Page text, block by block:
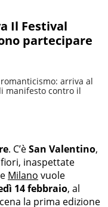
Il Festival
partecipare
arriva al
manifesto contro il
. C’èSan Valentino,
inaspettate
Milano vuole
14 febbraio, al
la prima edizione